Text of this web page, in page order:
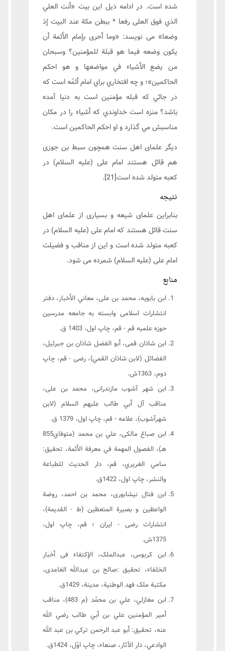
شده است. در ادامه ذیل این بیت «أنت العلي
الذي فوق العلى رفعا * ببطن مكة عند البيت إذ
وضعا» می نویسد: «وما أحرى بإمام الأئمة أن
يكون وضعه فيما هو قبلة للمؤمنين؟ وسبحان
من يضع الأشياء في مواضعها و هو احكم
الحاكمين»؛ و چه افتخاري براي امام أئمّه است كه
در جائي كه قبله مؤمنين است به دنيا آمده
باشد؟ منزه است خداوندي كه أشياء را در مكان
مناسبش مي گذارد و او احكم الحاكمين است.
دیگر علمای اهل سنت همچون سبط بن جوزی
هم قائل هستند امام علی (علیه السلام) در
کعبه متولد شده است[21]
.
نتیجه
بنابراین علمای شیعه و بسیاری از علمای اهل
سنت قائل هستند که امام علی (علیه السلام) در
کعبه متولد شده است و این از مناقب و فضیلت
امام علی (علیه السلام) شمرده می شود.
منابع
ابن بابويه، محمد بن على، معاني الأخبار، دفتر
انتشارات اسلامى وابسته به جامعه مدرسين
حوزه علميه قم - قم، چاپ اول، 1403 ق.
ابن شاذان قمى، أبو الفضل شاذان بن جبرئيل،
الفضائل (لابن شاذان القمي)، رضى - قم، چاپ
دوم، 1363ش.
ابن شهر آشوب مازندرانى، محمد بن على،
مناقب آل أبي طالب عليهم السلام (لابن
شهرآشوب)، علامه - قم، چاپ اول، 1379 ق.
ابن صباغ مالکی، علي بن محمد (متوفاي855
هـ)، الفصول المهمة في معرفة الأئمة، تحقيق:
سامي الغريري، قم، دار الحديث للطباعة
والنشر، چاپ اول، 1422ق.
ابن فتال نيشابورى، محمد بن احمد، روضة
الواعظين و بصيرة المتعظين (ط - القديمة)،
انتشارات رضى - ايران ؛ قم، چاپ اول،
1375ش.
ابن کربوس، عبدالملک، الإکتفاء فی أخبار
الخلفاء، تحقیق :صالح بن عبدالله الغامدی،
مکتبة ملک فهد الوطنیة، مدینة، 1429ق.
ابن مغازلي، علي بن محمّد (م 483)، مناقب
أمير المؤمنين علي بن أبي طالب رضي الله
عنه، تحقيق: أبو عبد الرحمن تركي بن عبد الله
الوادعي، دار الآثار، صنعاء، چاپ اوّل، 1424ق.